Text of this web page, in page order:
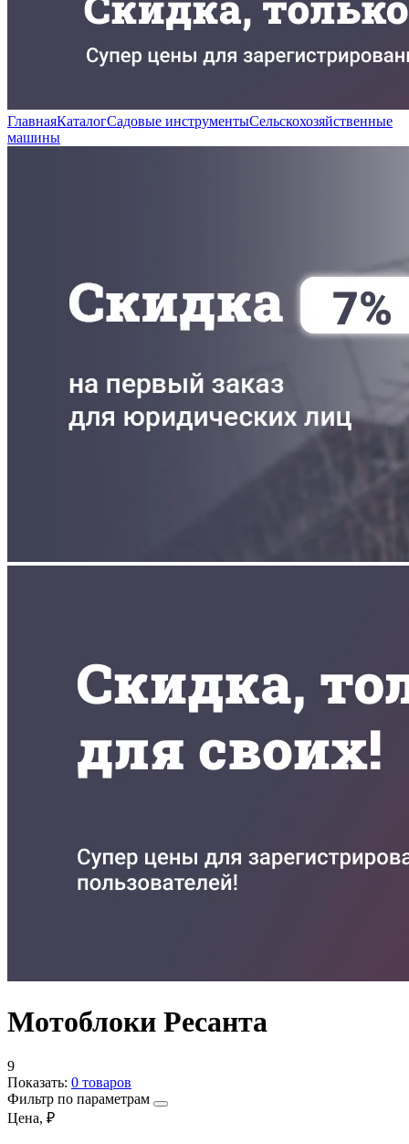
ГлавнаяКаталогСадовые инструментыСельскохозяйственные
машины
Мотоблоки Ресанта
9
Показать: 0 товаров
Фильтр по параметрам
Цена, ₽